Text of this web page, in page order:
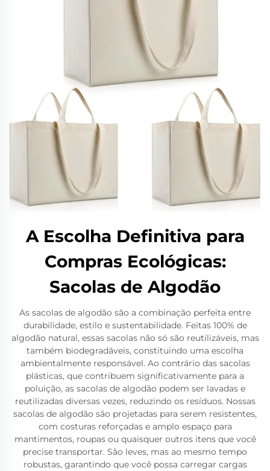
A Escolha Definitiva para
Compras Ecológicas:
Sacolas de Algodão
As sacolas de algodão são a combinação perfeita entre
durabilidade, estilo e sustentabilidade. Feitas 100% de
algodão natural, essas sacolas não só são reutilizáveis, mas
também biodegradáveis, constituindo uma escolha
ambientalmente responsável. Ao contrário das sacolas
plásticas, que contribuem significativamente para a
poluição, as sacolas de algodão podem ser lavadas e
reutilizadas diversas vezes, reduzindo os resíduos. Nossas
sacolas de algodão são projetadas para serem resistentes,
com costuras reforçadas e amplo espaço para
mantimentos, roupas ou quaisquer outros itens que você
precise transportar. São leves, mas ao mesmo tempo
robustas, garantindo que você possa carregar cargas